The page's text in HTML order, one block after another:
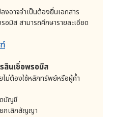
ในการใช้วงเงิน (ช) ดอกเบี้ย
นคงค้างทั้งหมด หรือบางส่วน
โดยลูกค้าจะต้องชำระพร้อม
ะดอกเบี้ย ที่เกิดขึ้นจนถึงวันที่
าวข้างต้น
รมเนียมในการใช้วงเงิน
ริงและพอสมควรแก่เหตุ ตาม
ที่มาของข้อมูลส่วนบุคคล
นบุคคล ดังต่อไปนี้
กค้าโดยตรง
ารสมัครสินเชื่อส่วนบุคคลกับ
บจากการสอบถามทาง
การยื่นคำร้องและแบบฟอร์ม
สอบถามเกี่ยวกับการให้
งการให้บริการแก่ลูกค้าเมื่อ
งอาจจำเป็นต้องยื่นเอกสาร
มิส สามารถศึกษารายละเอียด
สินเชื่อพรอมิส
ม่ต้องใช้หลักทรัพย์หรือผู้ค้ำ
บัญชี
กเลิกสัญญา